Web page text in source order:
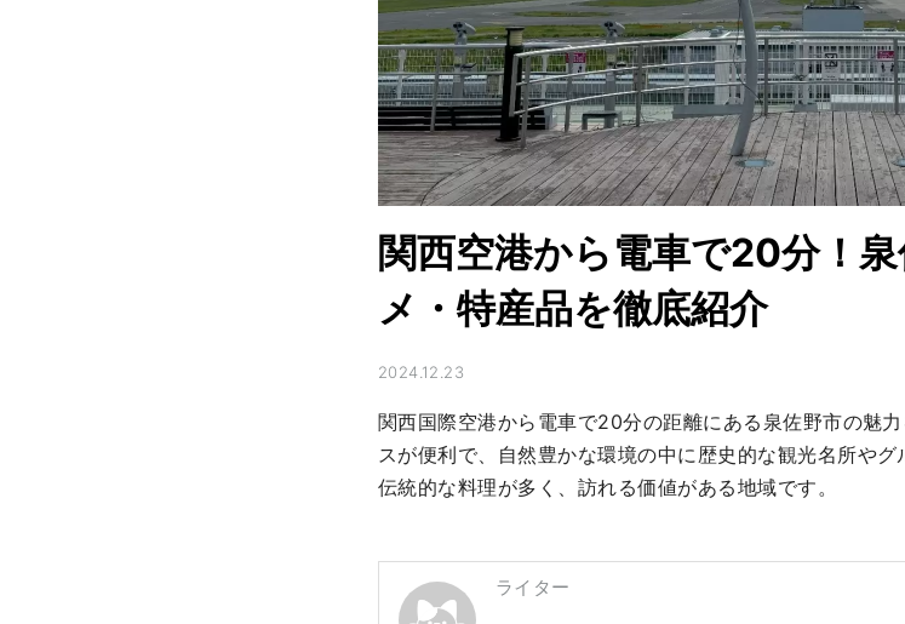
関西空港から電車で20分！
メ・特産品を徹底紹介
2024.12.23
関西国際空港から電車で20分の距離にある泉佐野市の魅
スが便利で、自然豊かな環境の中に歴史的な観光名所や
伝統的な料理が多く、訪れる価値がある地域です。
ライター